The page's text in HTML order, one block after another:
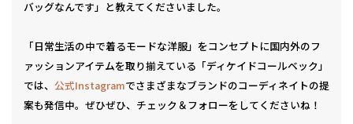
バッグなんです」と教えてくださいました。
「日常生活の中で着るモードな洋服」をコンセプトに国内外のフ
ァッションアイテムを取り揃えている「ディケイドコールベック」
では、 公式Instagramでさまざまなブランドのコーディネイトの提
案も発信中。ぜひぜひ、チェック＆フォローをしてくださいね！